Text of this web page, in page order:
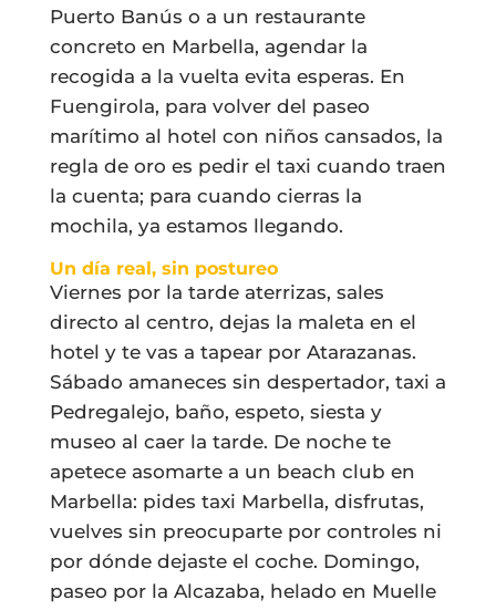
Puerto Banús o a un restaurante
concreto en Marbella, agendar la
recogida a la vuelta evita esperas. En
Fuengirola, para volver del paseo
marítimo al hotel con niños cansados, la
regla de oro es pedir el taxi cuando traen
la cuenta; para cuando cierras la
mochila, ya estamos llegando.
Un día real, sin postureo
Viernes por la tarde aterrizas, sales
directo al centro, dejas la maleta en el
hotel y te vas a tapear por Atarazanas.
Sábado amaneces sin despertador, taxi a
Pedregalejo, baño, espeto, siesta y
museo al caer la tarde. De noche te
apetece asomarte a un beach club en
Marbella: pides taxi Marbella, disfrutas,
vuelves sin preocuparte por controles ni
por dónde dejaste el coche. Domingo,
paseo por la Alcazaba, helado en Muelle